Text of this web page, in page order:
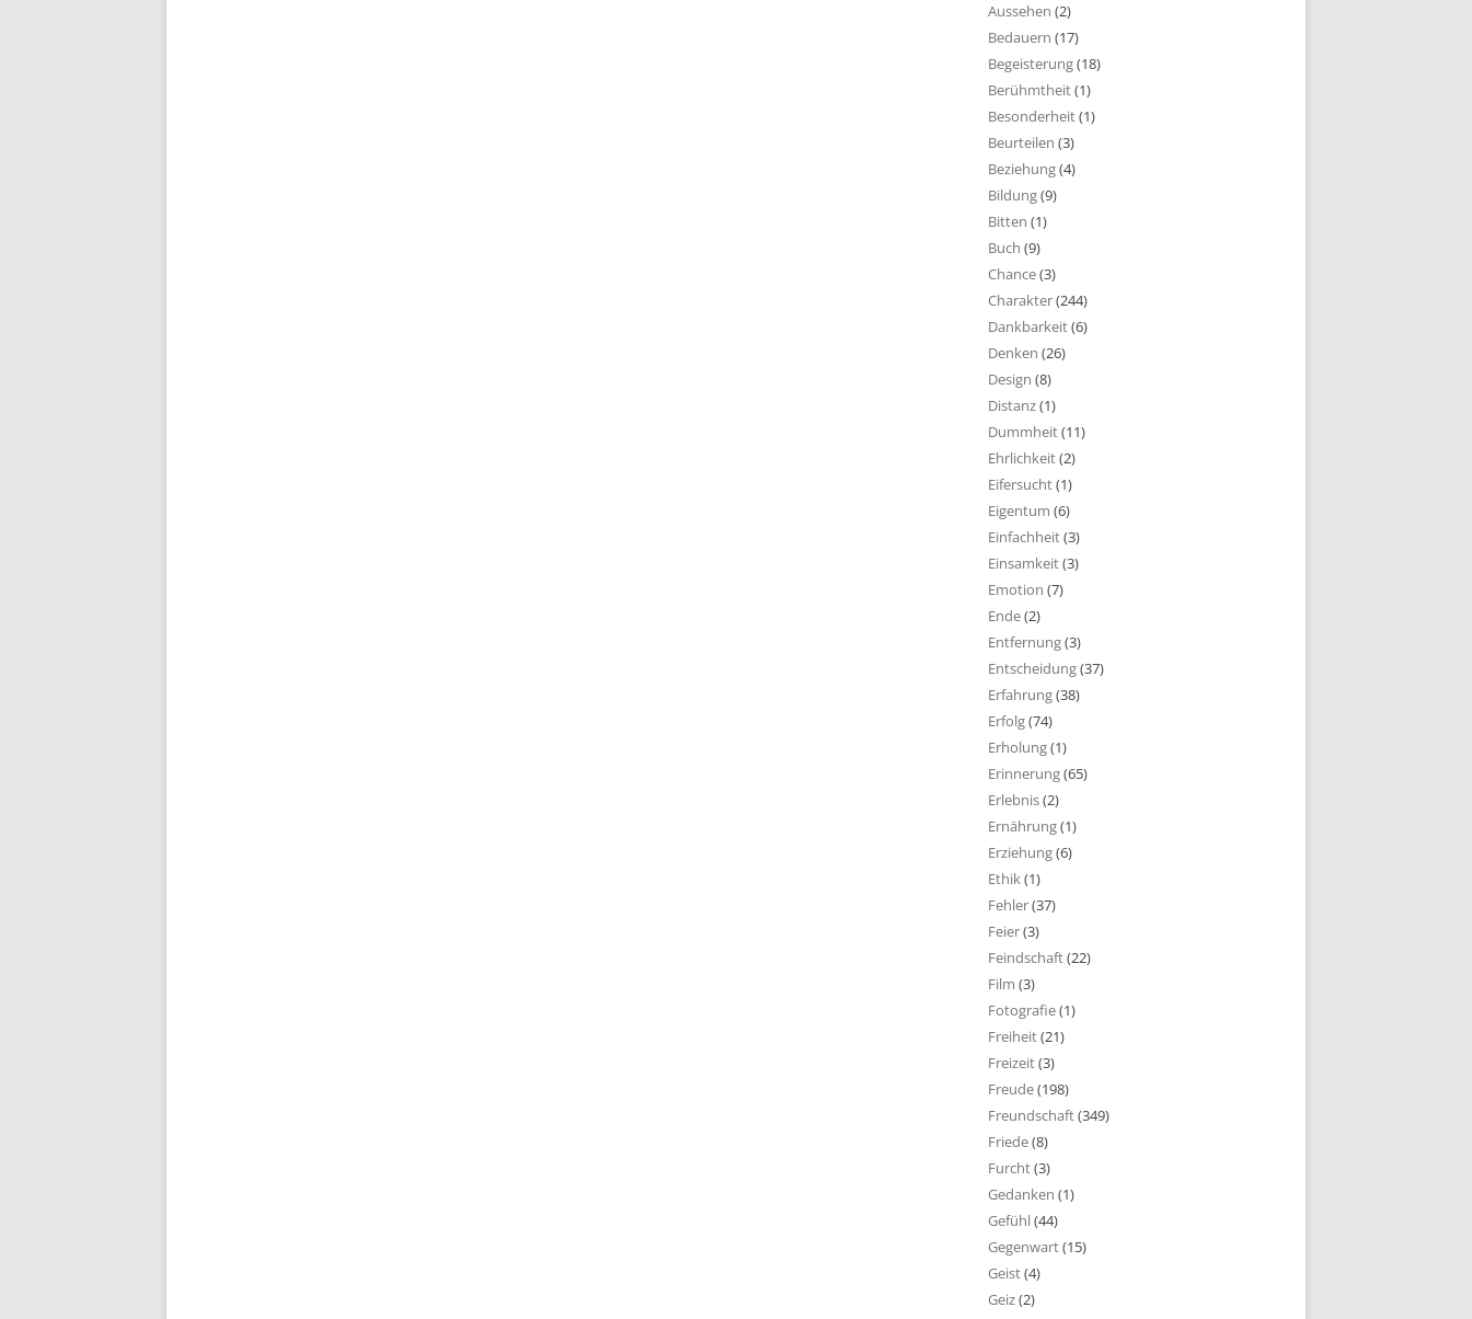
Aussehen (2)
Bedauern (17)
Begeisterung(18)
Berühmtheit(1)
Besonderheit(1)
Beurteilen (3)
Beziehung(4)
Bildung(9)
Bitten (1)
Buch (9)
Chance(3)
Charakter(244)
Dankbarkeit(6)
Denken (26)
Design (8)
Distanz(1)
Dummheit(11)
Ehrlichkeit(2)
Eifersucht(1)
Eigentum (6)
Einfachheit(3)
Einsamkeit(3)
Emotion (7)
Ende(2)
Entfernung(3)
Entscheidung(37)
Erfahrung(38)
Erfolg(74)
Erholung(1)
Erinnerung(65)
Erlebnis(2)
Ernährung(1)
Erziehung(6)
Ethik(1)
Fehler(37)
Feier(3)
Feindschaft(22)
Film (3)
Fotografie(1)
Freiheit(21)
Freizeit(3)
Freude(198)
Freundschaft(349)
Friede(8)
Furcht(3)
Gedanken (1)
Gefühl(44)
Gegenwart(15)
Geist(4)
Geiz(2)